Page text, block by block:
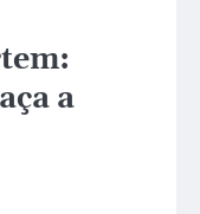
a